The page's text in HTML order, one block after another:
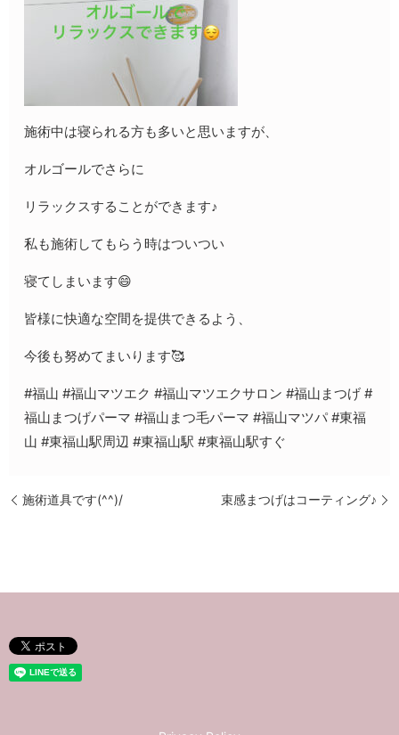
施術中は寝られる方も多いと思いますが、
オルゴールでさらに
リラックスすることができます♪
私も施術してもらう時はついつい
寝てしまいます😄
皆様に快適な空間を提供できるよう、
今後も努めてまいります🥰
#福山 #福山マツエク #福山マツエクサロン #福山まつげ #
福山まつげパーマ #福山まつ毛パーマ #福山マツパ #東福
山 #東福山駅周辺 #東福山駅 #東福山駅すぐ
施術道具です(^^)/ 束感まつげはコーティング♪